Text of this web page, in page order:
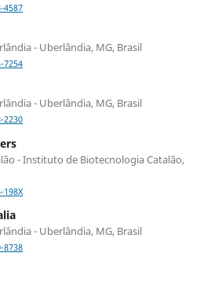
4587
- Uberlândia, MG, Brasil
7254
- Uberlândia, MG, Brasil
2230
- Instituto de Biotecnologia Catalão,
- Uberlândia, MG, Brasil
8738